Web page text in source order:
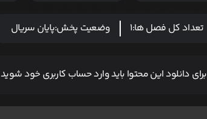
تعداد کل فصل ها:1 وضعیت پخش:پایان سریال
برای دانلود این محتوا باید وارد حساب کاربری خود شوید